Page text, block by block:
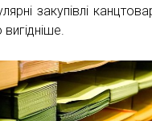
закупівлі